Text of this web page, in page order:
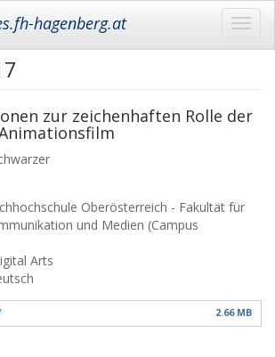
hagenberg.at
zur zeichenhaften Rolle der
Oberösterreich - Fakultät für
und Medien (Campus
Arts
2.66 MB